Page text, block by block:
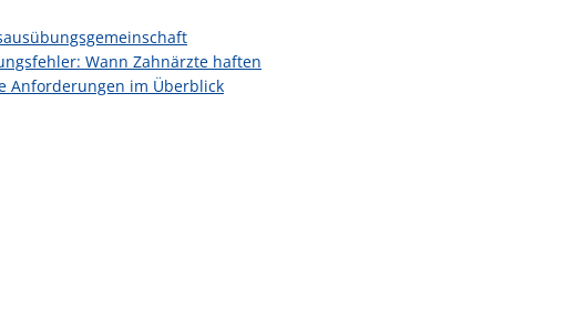
Wann Zahnärzte haften
Anforderungen im Überblick